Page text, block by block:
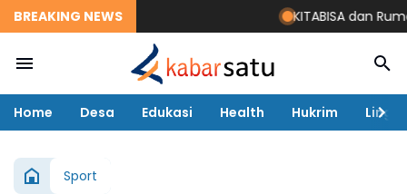
BREAKING NEWS KITABISA dan
Home Desa Edukasi Health Hukrim
Sport